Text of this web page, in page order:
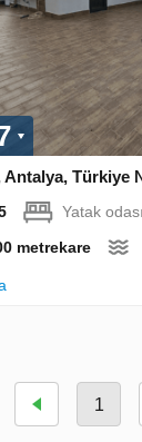
Antalya, Türkiye
Yatak
metrekare
1